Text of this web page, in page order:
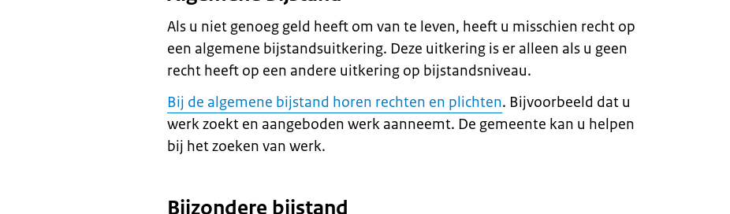
Als u niet genoeg geld heeft om van te leven, heeft u misschien recht op
een algemene bijstandsuitkering. Deze uitkering is er alleen als u geen
recht heeft op een andere uitkering op bijstandsniveau.
Bij de algemene bijstand horen rechten en plichten. Bijvoorbeeld dat u
werk zoekt en aangeboden werk aanneemt. De gemeente kan u helpen
bij het zoeken van werk.
Bijzondere bijstand